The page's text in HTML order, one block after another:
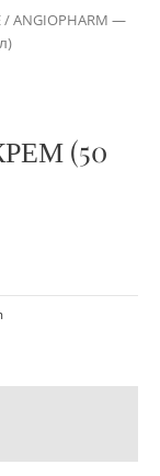
/ ANGIOPHARM —
(50